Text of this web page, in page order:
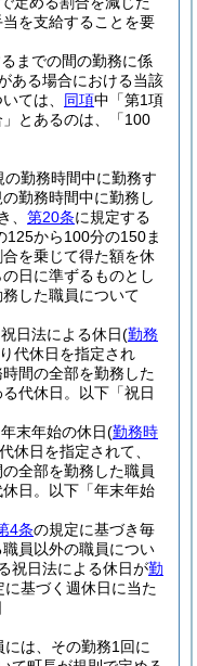
を支給することを要
までの間の勤務に係
ある場合における当該
ては、 同項中「第1項
とあるのは、「100
勤務時間中に勤務す
勤務時間中に勤務し
、 第20条に規定する
125から100分の150ま
を乗じて得た額を休
の日に準ずるものとし
した職員について
日法による休日(勤務
代休日を指定され
間の全部を勤務した
代休日。以下「祝日
末年始の休日(勤務時
休日を指定されて、
全部を勤務した職員
日。以下「年末年始
4条の規定に基づき毎
員以外の職員につい
祝日法による休日が勤
に基づく週休日に当た
は、その勤務1回に